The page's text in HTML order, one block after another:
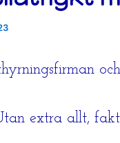
extra allt,